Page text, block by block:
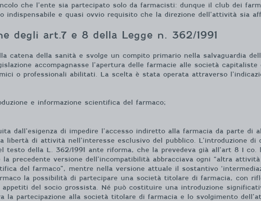
che l’ente sia partecipato solo da farmacisti: dunque il club dei
e quasi ovvio requisito che la direzione dell’attività sia
degli art.7 e 8 della Legge n. 362/1991
catena della sanità e svolge un compito primario nella salvaguardia
accompagnasse l’apertura delle farmacie alle società capitaliste
o professionali abilitati. La scelta è stata operata attraverso
e informazione scientifica del farmaco;
dall’esigenza di impedire l’accesso indiretto alla farmacia da parte di
libertà di attività nell’interesse esclusivo del pubblico. L’introduzione
testo della L. 362/1991 ante riforma, che la prevedeva già all’art 8 I
precedente versione dell’incompatibilità abbracciava ogni “altra
del farmaco”, mentre nella versione attuale il sostantivo
la possibilità di partecipare una società titolare di farmacia, con
del socio grossista. Né può costituire una introduzione
la partecipazione alla società titolare di farmacia e lo svolgimento